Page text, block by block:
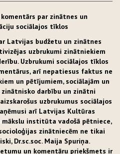
par zinātnes un
sociālajos tīklos
Latvijas budžetu un zinātnes
uzbrukumi zinātniekiem
Uzbrukumi sociālajos tīklos
arī nepatiesus faktus ne
un pētījumiem, sociālajām un
darbību un zinātni
uzbrukumus sociālajos
arī Latvijas Kultūras
institūta vadošā pētniece,
zinātniecēm ne tikai
Dr.sc.soc. Maija Spuriņa.
un komentāru priekšmets ir